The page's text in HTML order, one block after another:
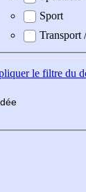
Sport
Transport
le filtre du